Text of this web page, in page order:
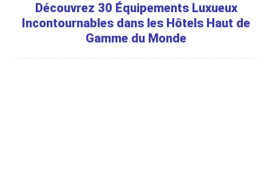
Découvrez 30 Équipements Luxueux
Incontournables dans les Hôtels Haut de
Gamme du Monde